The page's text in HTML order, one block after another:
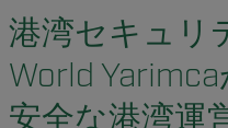
港湾セキュリ
World
安全な港湾運